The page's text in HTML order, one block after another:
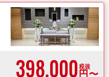
398,000 円〜
税抜